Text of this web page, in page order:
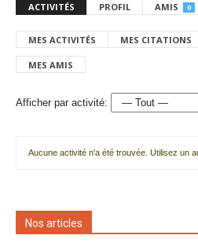
ACTIVITÉS PROFIL AMIS 0
MES ACTIVITÉS MES CITATIONS
MES AMIS
Afficher par activité:
Aucune activité n'a été trouvée. Utilisez un
Nos articles